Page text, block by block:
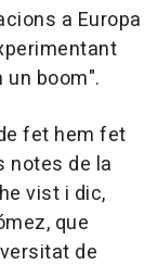
a Europa
boom".
fet hem fet
notes de la
vist i dic,
que
de